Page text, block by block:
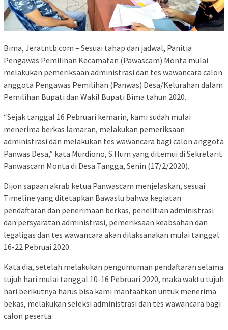
Bima, Jeratntb.com – Sesuai tahap dan jadwal, Panitia
Pengawas Pemilihan Kecamatan (Pawascam) Monta mulai
melakukan pemeriksaan administrasi dan tes wawancara calon
anggota Pengawas Pemilihan (Panwas) Desa/Kelurahan dalam
Pemilihan Bupati dan Wakil Bupati Bima tahun 2020.
“Sejak tanggal 16 Pebruari kemarin, kami sudah mulai
menerima berkas lamaran, melakukan pemeriksaan
administrasi dan melakukan tes wawancara bagi calon anggota
Panwas Desa,” kata Murdiono, S.Hum yang ditemui di Sekretarit
Panwascam Monta di Desa Tangga, Senin (17/2/2020).
Dijon sapaan akrab ketua Panwascam menjelaskan, sesuai
Timeline yang ditetapkan Bawaslu bahwa kegiatan
pendaftaran dan penerimaan berkas, penelitian administrasi
dan persyaratan administrasi, pemeriksaan keabsahan dan
legaligas dan tes wawancara akan dilaksanakan mulai tanggal
16-22 Pebruai 2020.
Kata dia, setelah melakukan pengumuman pendaftaran selama
tujuh hari mulai tanggal 10-16 Pebruari 2020, maka waktu tujuh
hari berikutnya harus bisa kami manfaatkan untuk menerima
bekas, melakukan seleksi administrasi dan tes wawancara bagi
calon peserta.